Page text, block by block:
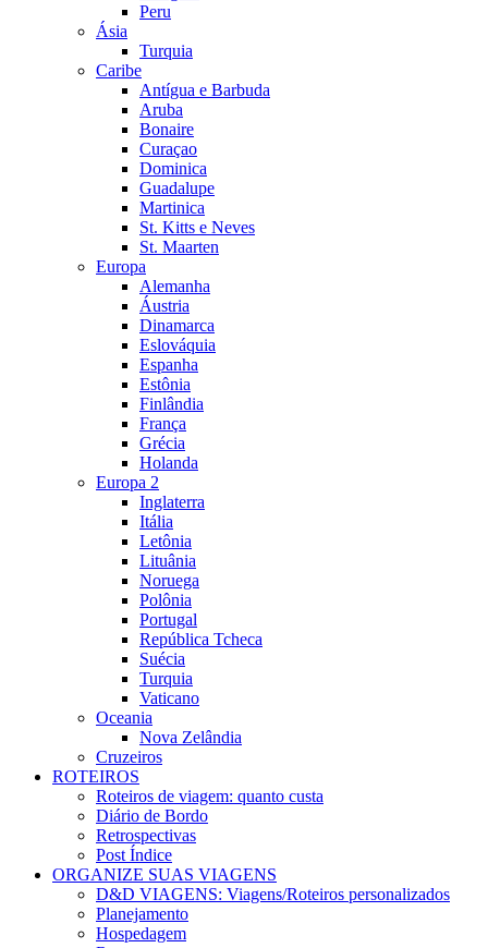
Peru
Ásia
Turquia
Caribe
Antígua e Barbuda
Aruba
Bonaire
Curaçao
Dominica
Guadalupe
Martinica
St. Kitts e Neves
St. Maarten
Europa
Alemanha
Áustria
Dinamarca
Eslováquia
Espanha
Estônia
Finlândia
França
Grécia
Holanda
Europa 2
Inglaterra
Itália
Letônia
Lituânia
Noruega
Polônia
Portugal
República Tcheca
Suécia
Turquia
Vaticano
Oceania
Nova Zelândia
Cruzeiros
ROTEIROS
Roteiros de viagem: quanto custa
Diário de Bordo
Retrospectivas
Post Índice
ORGANIZE SUAS VIAGENS
D&D VIAGENS: Viagens/Roteiros personalizados
Planejamento
Hospedagem